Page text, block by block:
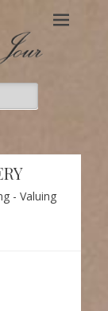
du Jour
du Jour – Nicole
- Valuing